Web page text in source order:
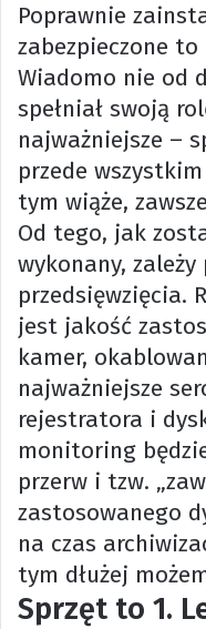
Poprawnie
zabezpieczone to
Wiadomo nie od
spełniał swoją
najważniejsze –
przede
tym wiąże,
Od tego, jak
wykonany, zależy
przedsięwzięcia.
jest jakość
kamer,
najważniejsze
rejestratora i
monitoring
przerw i tzw.
zastosowanego
na czas
tym dłużej
Sprzęt to 1.